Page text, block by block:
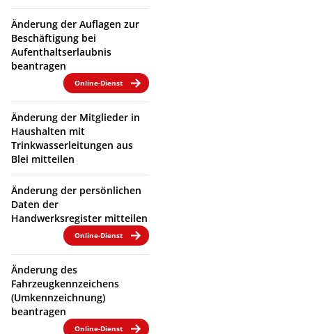
Änderung der Auflagen zur
Beschäftigung bei
Aufenthaltserlaubnis
beantragen
Online-Dienst
Änderung der Mitglieder in
Haushalten mit
Trinkwasserleitungen aus
Blei mitteilen
Änderung der persönlichen
Daten der
Handwerksregister mitteilen
Online-Dienst
Änderung des
Fahrzeugkennzeichens
(Umkennzeichnung)
beantragen
Online-Dienst